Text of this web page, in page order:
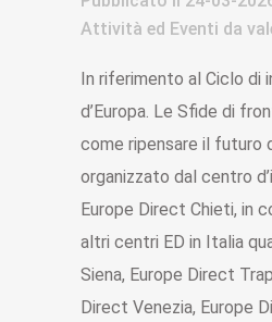
Attività ed Eventi da
In riferimento al Ciclo di
d’Europa. Le Sfide di
come ripensare il futuro
organizzato dal centro
Europe Direct Chieti, in
altri centri ED in Italia
Siena, Europe Direct
Direct Venezia, Europe